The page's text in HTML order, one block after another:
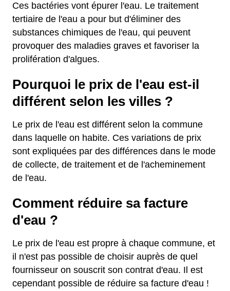
Ces bactéries vont épurer l'eau. Le traitement
tertiaire de l'eau a pour but d'éliminer des
substances chimiques de l'eau, qui peuvent
provoquer des maladies graves et favoriser la
prolifération d'algues.
Pourquoi le prix de l'eau est-il
différent selon les villes ?
Le prix de l'eau est différent selon la commune
dans laquelle on habite. Ces variations de prix
sont expliquées par des différences dans le mode
de collecte, de traitement et de l'acheminement
de l'eau.
Comment réduire sa facture
d'eau ?
Le prix de l'eau est propre à chaque commune, et
il n'est pas possible de choisir auprès de quel
fournisseur on souscrit son contrat d'eau. Il est
cependant possible de réduire sa facture d'eau !